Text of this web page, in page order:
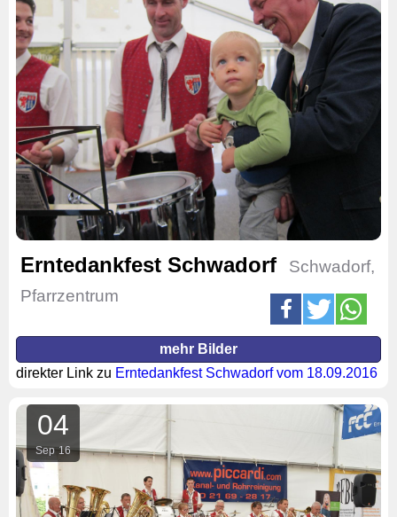
Erntedankfest Schwadorf
Schwadorf,
Pfarrzentrum
mehr Bilder
direkter Link zu Erntedankfest Schwadorf vom 18.09.2016
04
Sep 16